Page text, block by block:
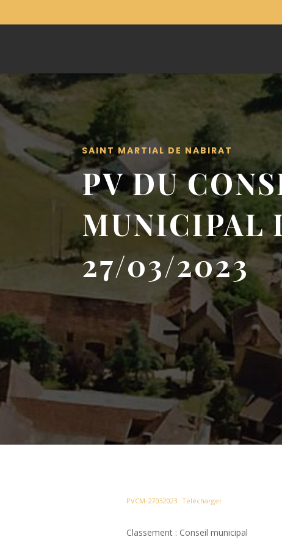
SAINT MARTIAL DE NABIRAT
PV DU
MUNICIPAL
27/03/2023
PVCM-27032023 Télécharger
Classement : Conseil municipal